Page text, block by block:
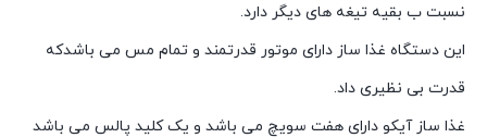
نسبت ب بقیه تیغه های دیگر دارد.
این دستگاه غذا ساز دارای موتور قدرتمند و تمام مس می باشدکه
قدرت بی نظیری داد.
غذا ساز آیکو دارای هفت سویچ می باشد و یک کلید پالس می باشد